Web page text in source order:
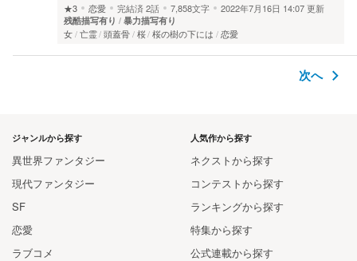
★3
恋愛 完結済2話 7,858文字 2022年7月16日 14:07 更新
残酷描写有り 暴力描写有り
女 亡霊 頭蓋骨 桜 桜の樹の下には 恋愛
次へ
人気作から探す
ネクストから探す
コンテストから探す
ランキングから探す
特集から探す
公式連載から探す
ジャンルから探す
異世界ファンタジー
現代ファンタジー
SF
恋愛
ラブコメ